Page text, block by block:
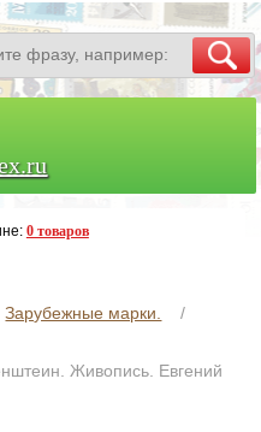
0 товаров
Зарубежные марки.
Живопись. Евгений